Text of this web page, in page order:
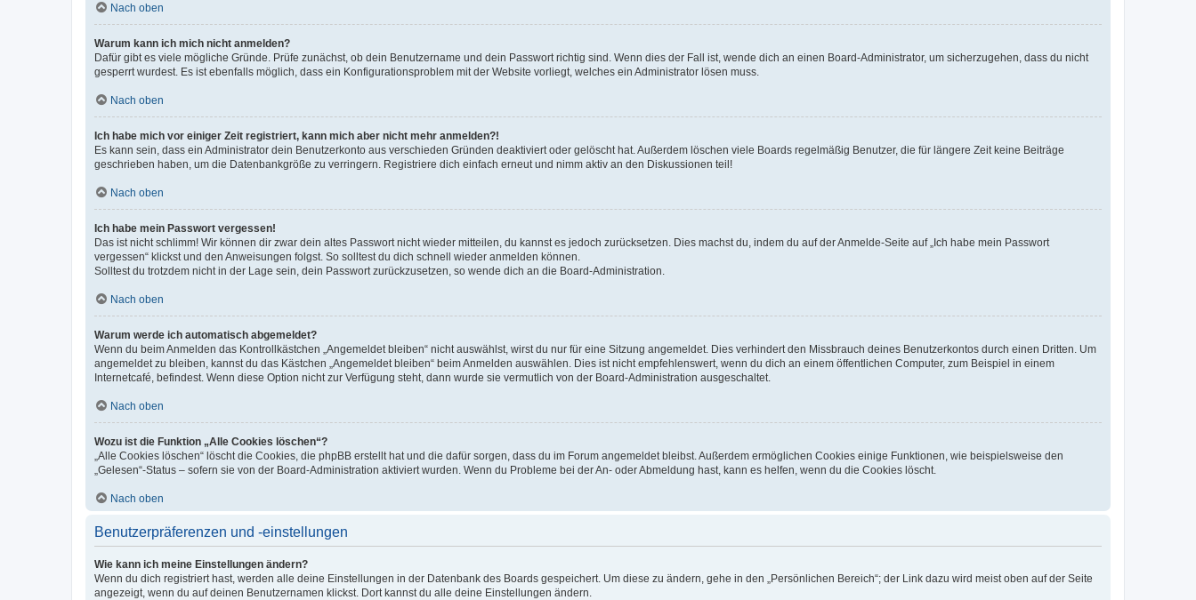
Nach oben
Warum kann ich mich nicht anmelden?
Dafür gibt es viele mögliche Gründe. Prüfe zunächst, ob dein Benutzername und dein Passwort richtig sind. Wenn dies der Fall ist, wende dich an einen Board-Administrator, um sicherzugehen, dass du nicht
gesperrt wurdest. Es ist ebenfalls möglich, dass ein Konfigurationsproblem mit der Website vorliegt, welches ein Administrator lösen muss.
Nach oben
Ich habe mich vor einiger Zeit registriert, kann mich aber nicht mehr anmelden?!
Es kann sein, dass ein Administrator dein Benutzerkonto aus verschieden Gründen deaktiviert oder gelöscht hat. Außerdem löschen viele Boards regelmäßig Benutzer, die für längere Zeit keine Beiträge
geschrieben haben, um die Datenbankgröße zu verringern. Registriere dich einfach erneut und nimm aktiv an den Diskussionen teil!
Nach oben
Ich habe mein Passwort vergessen!
Das ist nicht schlimm! Wir können dir zwar dein altes Passwort nicht wieder mitteilen, du kannst es jedoch zurücksetzen. Dies machst du, indem du auf der Anmelde-Seite auf „Ich habe mein Passwort
vergessen“ klickst und den Anweisungen folgst. So solltest du dich schnell wieder anmelden können.
Solltest du trotzdem nicht in der Lage sein, dein Passwort zurückzusetzen, so wende dich an die Board-Administration.
Nach oben
Warum werde ich automatisch abgemeldet?
Wenn du beim Anmelden das Kontrollkästchen „Angemeldet bleiben“ nicht auswählst, wirst du nur für eine Sitzung angemeldet. Dies verhindert den Missbrauch deines Benutzerkontos durch einen Dritten. Um
angemeldet zu bleiben, kannst du das Kästchen „Angemeldet bleiben“ beim Anmelden auswählen. Dies ist nicht empfehlenswert, wenn du dich an einem öffentlichen Computer, zum Beispiel in einem
Internetcafé, befindest. Wenn diese Option nicht zur Verfügung steht, dann wurde sie vermutlich von der Board-Administration ausgeschaltet.
Nach oben
Wozu ist die Funktion „Alle Cookies löschen“?
„Alle Cookies löschen“ löscht die Cookies, die phpBB erstellt hat und die dafür sorgen, dass du im Forum angemeldet bleibst. Außerdem ermöglichen Cookies einige Funktionen, wie beispielsweise den
„Gelesen“-Status – sofern sie von der Board-Administration aktiviert wurden. Wenn du Probleme bei der An- oder Abmeldung hast, kann es helfen, wenn du die Cookies löscht.
Nach oben
Benutzerpräferenzen und -einstellungen
Wie kann ich meine Einstellungen ändern?
Wenn du dich registriert hast, werden alle deine Einstellungen in der Datenbank des Boards gespeichert. Um diese zu ändern, gehe in den „Persönlichen Bereich“; der Link dazu wird meist oben auf der Seite
angezeigt, wenn du auf deinen Benutzernamen klickst. Dort kannst du alle deine Einstellungen ändern.